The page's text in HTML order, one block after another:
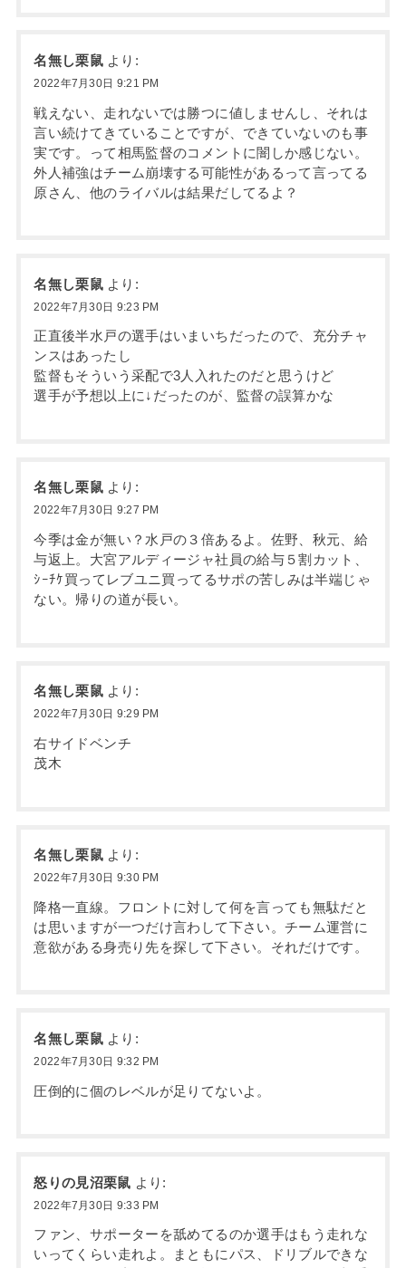
名無し栗鼠 より:
2022年7月30日 9:21 PM
戦えない、走れないでは勝つに値しませんし、それは
言い続けてきていることですが、できていないのも事
実です。って相馬監督のコメントに闇しか感じない。
外人補強はチーム崩壊する可能性があるって言ってる
原さん、他のライバルは結果だしてるよ？
名無し栗鼠 より:
2022年7月30日 9:23 PM
正直後半水戸の選手はいまいちだったので、充分チャ
ンスはあったし
監督もそういう采配で3人入れたのだと思うけど
選手が予想以上に↓だったのが、監督の誤算かな
名無し栗鼠 より:
2022年7月30日 9:27 PM
今季は金が無い？水戸の３倍あるよ。佐野、秋元、給
与返上。大宮アルディージャ社員の給与５割カット、
ｼｰﾁｹ買ってレブユニ買ってるサポの苦しみは半端じゃ
ない。帰りの道が長い。
名無し栗鼠 より:
2022年7月30日 9:29 PM
右サイドベンチ
茂木
名無し栗鼠 より:
2022年7月30日 9:30 PM
降格一直線。フロントに対して何を言っても無駄だと
は思いますが一つだけ言わして下さい。チーム運営に
意欲がある身売り先を探して下さい。それだけです。
名無し栗鼠 より:
2022年7月30日 9:32 PM
圧倒的に個のレベルが足りてないよ。
怒りの見沼栗鼠 より:
2022年7月30日 9:33 PM
ファン、サポーターを舐めてるのか選手はもう走れな
いってくらい走れよ。まともにパス、ドリブルできな